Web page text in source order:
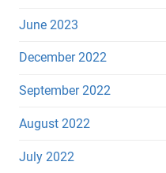
June 2023
December 2022
September 2022
August 2022
July 2022